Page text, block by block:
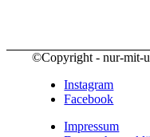
©Copyright - nur-mit-
Instagram
Facebook
Impressum